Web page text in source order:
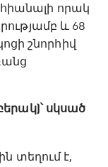
որակ
և 68
շնորհիվ
սկսած
տեղում է,